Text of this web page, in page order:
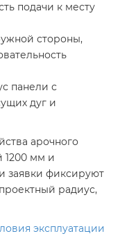
подачи к месту
стороны,
панели с
дуг и
арочного
1200 мм и
заявки фиксируют
радиус,
эксплуатации